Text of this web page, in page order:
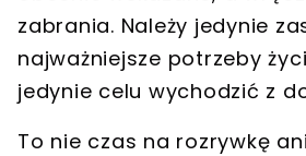
zabrania. Należy jedynie
najważniejsze potrzeby
jedynie celu wychodzić z
To nie czas na rozrywkę